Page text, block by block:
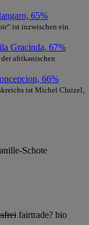
65%
ist inzwischen ein
Gracinda, 67%
afrikanischen
66%
ist Michel Cluizel,
Schote
fairtrade? bio